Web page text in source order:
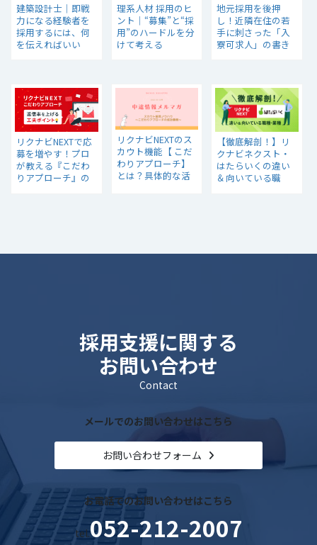
建築設計士｜即戦
力になる経験者を
採用するには、何
を伝えればいい
理系人材 採用のヒ
ント｜“募集”と“採
用”のハードルを分
けて考える
地元採用を後押
し！近隣在住の若
手に刺さった「入
寮可求人」の書き
リクナビNEXTで応
募を増やす！プロ
が教える『こだわ
りアプローチ』の
リクナビNEXTのス
カウト機能【 こだ
わりアプローチ】
とは？具体的な活
【徹底解剖！】リ
クナビネクスト・
はたらいくの違い
＆向いている職
採用支援に関する
お問い合わせ
Contact
メールでのお問い合わせはこちら
お問い合わせフォーム
お電話でのお問い合わせはこちら
tel.052-212-2007